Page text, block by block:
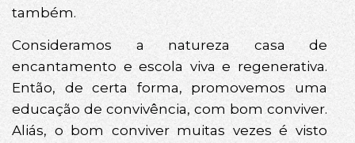
também.
Consideramos a natureza casa de
encantamento e escola viva e regenerativa.
Então, de certa forma, promovemos uma
educação de convivência, com bom conviver.
Aliás, o bom conviver muitas vezes é visto